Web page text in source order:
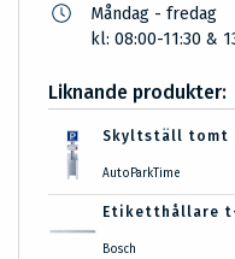
Måndag - fredag
kl: 08:00-11:30 &
Liknande produkter:
Skyltställ tomt
AutoParkTime
Etiketthållare
Bosch